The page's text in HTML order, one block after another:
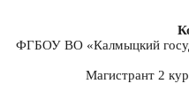
ФГБОУ ВО «Калмыцкий
Магистрант 2